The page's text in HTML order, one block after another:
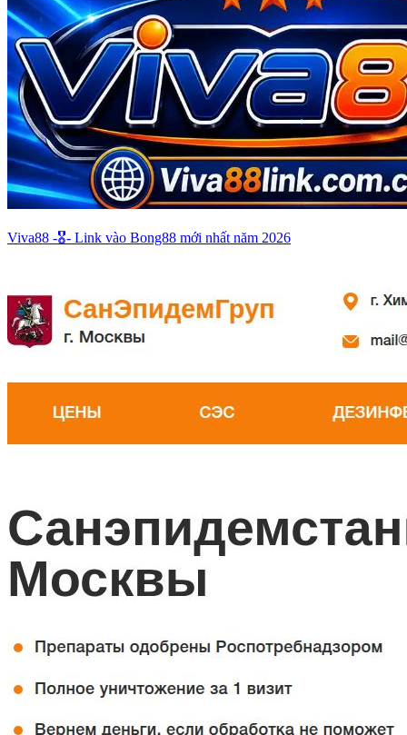
Viva88 -🎖️- Link vào Bong88 mới nhất năm 2026